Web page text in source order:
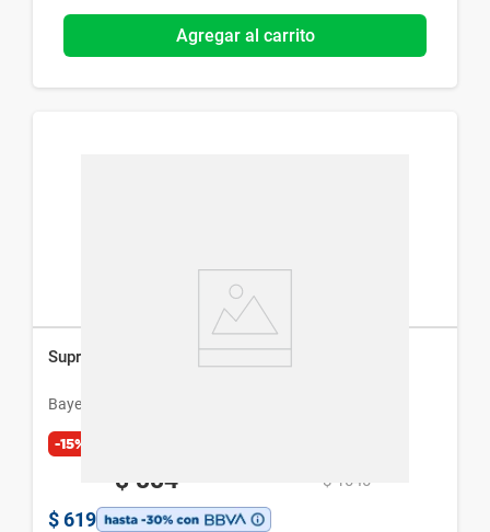
Agregar al carrito
Supradyn Forte Grageas x 30 cáps
Bayer
-15%
$ 884 $ 1040
$ 619